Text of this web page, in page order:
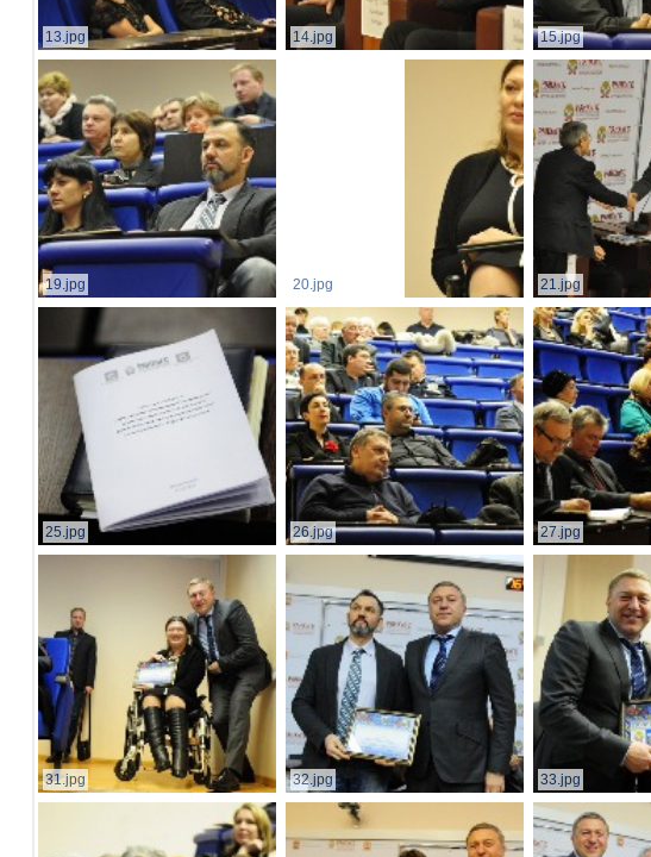
13.jpg 14.jpg 15.jpg
19.jpg 20.jpg 21.jpg
25.jpg 26.jpg 27.jpg
31.jpg 32.jpg 33.jpg